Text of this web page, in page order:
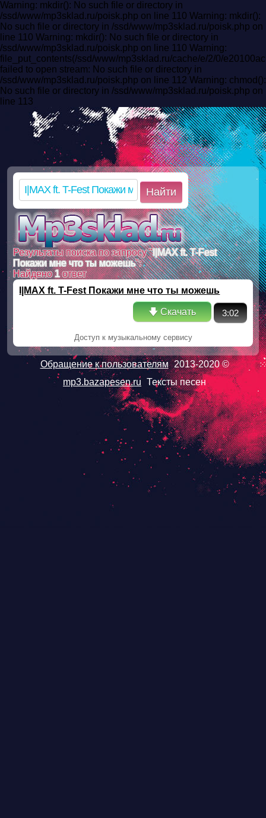
Warning: mkdir(): No such file or directory in
/ssd/www/mp3sklad.ru/poisk.php on line 110 Warning: mkdir():
No such file or directory in /ssd/www/mp3sklad.ru/poisk.php on
line 110 Warning: mkdir(): No such file or directory in
/ssd/www/mp3sklad.ru/poisk.php on line 110 Warning:
file_put_contents(/ssd/www/mp3sklad.ru/cache/e/2/0/
failed to open stream: No such file or directory in
/ssd/www/mp3sklad.ru/poisk.php on line 112 Warning: chmod():
No such file or directory in /ssd/www/mp3sklad.ru/poisk.php on
line 113
Найти
Результаты поиска по запросу " I|MAX ft. T-Fest
Покажи мне что ты можешь":
Найдено1ответ
I|MAX ft. T-Fest Покажи мне что ты можешь
🡇 Скачать 3:02
Доступ к музыкальному сервису
Обращение к пользователям 2013-2020 ©
mp3.bazapesen.ru Тексты песен